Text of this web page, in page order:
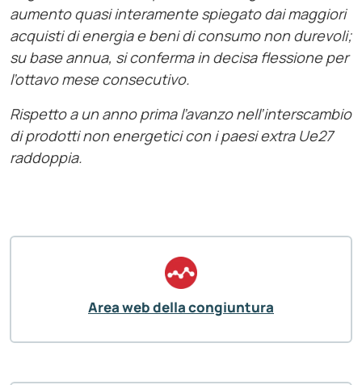
aumento quasi interamente spiegato dai maggiori
acquisti di energia e beni di consumo non durevoli;
su base annua, si conferma in decisa flessione per
l’ottavo mese consecutivo.
Rispetto a un anno prima l’avanzo nell’interscambio
di prodotti non energetici con i paesi extra Ue27
raddoppia.
Area web della congiuntura